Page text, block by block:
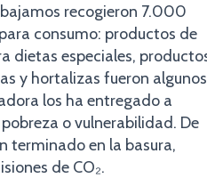
recogieron 7.000
consumo: productos de
dietas especiales,
y hortalizas fueron algunos
los ha entregado a
o vulnerabilidad. De
terminado en la basura,
de CO₂.